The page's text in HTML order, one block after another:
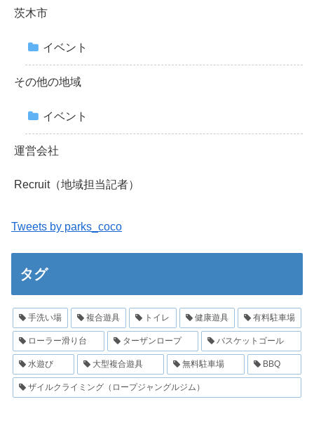
茨木市
イベント
その他の地域
イベント
運営会社
Recruit（地域担当記者）
Tweets by parks_coco
タグ
手洗い場 複合遊具 トイレ 健康遊具 有料駐車場
ローラー滑り台 ターザンロープ バスケットゴール
水遊び 大型複合遊具 無料駐車場 BBQ
ザイルクライミング（ロープジャングルジム）